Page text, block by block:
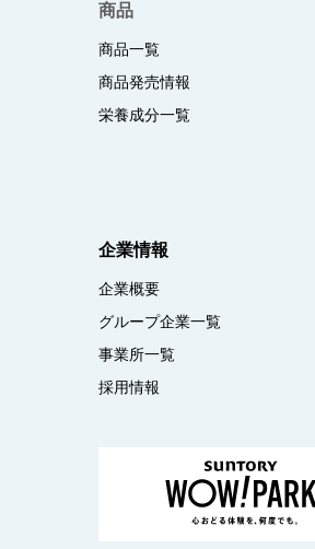
商品
商品一覧
商品発売情報
栄養成分一覧
企業情報
企業概要
グループ企業一覧
事業所一覧
採用情報